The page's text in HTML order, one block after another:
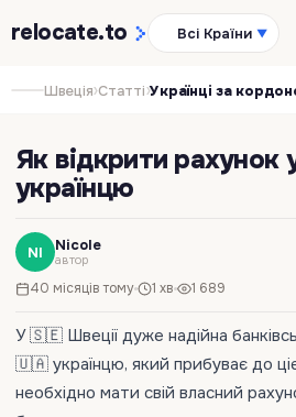
relocate.to Всі Країни ▼
Швеція›Статті›Українці за
Як відкрити рахунок
українцю
NI Nicole
автор
40 місяців тому 1 хв 1 689
У 🇸🇪 Швеції дуже надійна
🇺🇦 українцю, який прибуває до
необхідно мати свій власний